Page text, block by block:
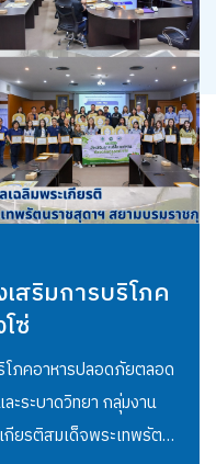
เสริมการบริโภค
ซ่
โภคอาหารปลอดภัยตลอด
ะระบาดวิทยา กลุ่มงาน
กียรติสมเด็จพระเทพรัตน